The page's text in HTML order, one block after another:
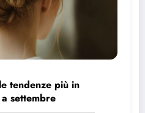
tendenze più in
settembre